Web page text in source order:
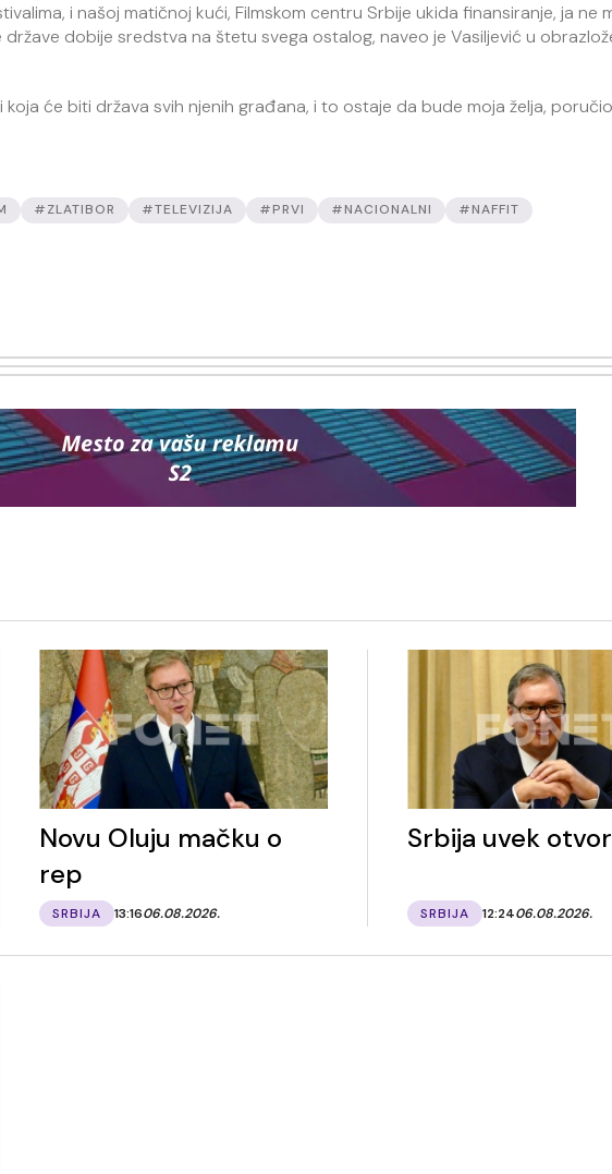
i našoj matičnoj kući, Filmskom centru Srbije ukida finansiranje, ja ne
dobije sredstva na štetu svega ostalog, naveo je Vasiljević u
će biti država svih njenih građana, i to ostaje da bude moja želja,
#ZLATIBOR #TELEVIZIJA #PRVI #NACIONALNI #NAFFIT
Novu Oluju mačku o
rep
SRBIJA 13:1606.08.2026.
Srbija uvek
SRBIJA 12:2406.08.2026.